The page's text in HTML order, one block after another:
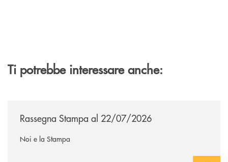
Ti potrebbe interessare anche:
Rassegna Stampa al 22/07/2026
Noi e la Stampa